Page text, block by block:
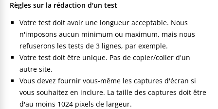
Règles sur la rédaction d'un test
Votre test doit avoir une longueur acceptable. Nous
n'imposons aucun minimum ou maximum, mais nous
refuserons les tests de 3 lignes, par exemple.
Votre test doit être unique. Pas de copier/coller d'un
autre site.
Vous devez fournir vous-même les captures d'écran si
vous souhaitez en inclure. La taille des captures doit être
d'au moins 1024 pixels de largeur.